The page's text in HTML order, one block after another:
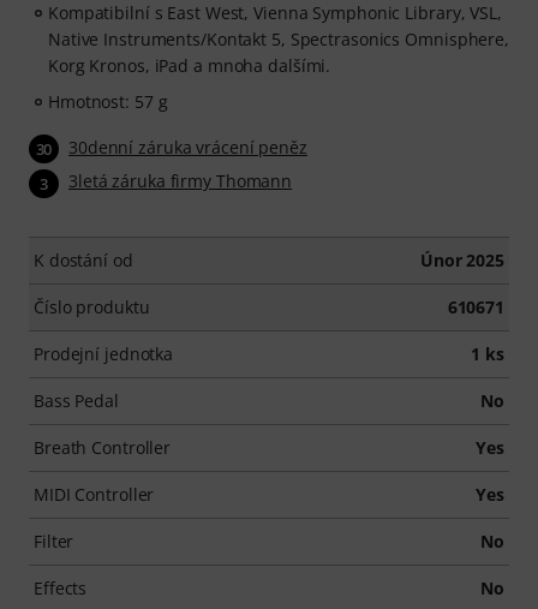
Kompatibilní s East West, Vienna Symphonic Library, VSL,
Native Instruments/Kontakt 5, Spectrasonics Omnisphere,
Korg Kronos, iPad a mnoha dalšími.
Hmotnost: 57 g
30 30denní záruka vrácení peněz
3 3letá záruka firmy Thomann
K dostání od Únor 2025
Číslo produktu 610671
Prodejní jednotka 1 ks
Bass Pedal No
Breath Controller Yes
MIDI Controller Yes
Filter No
Effects No